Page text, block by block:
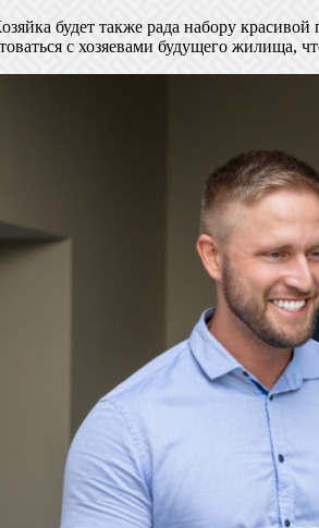
будет также рада набору
с хозяевами будущего жилища,